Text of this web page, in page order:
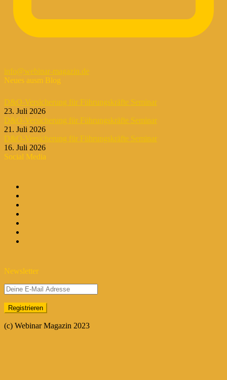
info@webinar-magazin.de
Neues ausm Blog
D&O-Versicherung für Führungskräfte Seminar
23. Juli 2026
D&O-Versicherung für Führungskräfte Seminar
21. Juli 2026
D&O-Versicherung für Führungskräfte Seminar
16. Juli 2026
Social Media
Newsletter
(c) Webinar Magazin 2023